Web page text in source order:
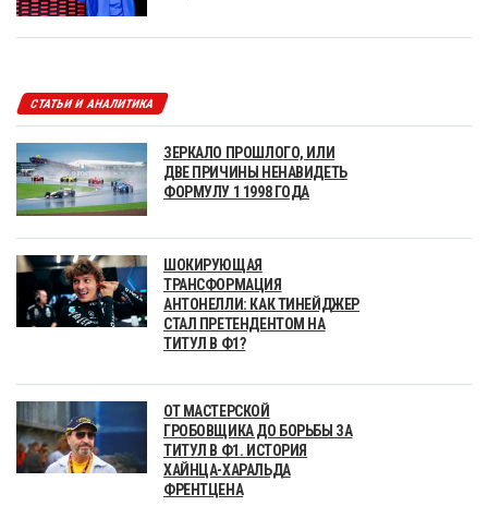
СТАТЬИ И АНАЛИТИКА
ЗЕРКАЛО ПРОШЛОГО, ИЛИ
ДВЕ ПРИЧИНЫ НЕНАВИДЕТЬ
ФОРМУЛУ 1 1998 ГОДА
ШОКИРУЮЩАЯ
ТРАНСФОРМАЦИЯ
АНТОНЕЛЛИ: КАК ТИНЕЙДЖЕР
СТАЛ ПРЕТЕНДЕНТОМ НА
ТИТУЛ В Ф1?
ОТ МАСТЕРСКОЙ
ГРОБОВЩИКА ДО БОРЬБЫ ЗА
ТИТУЛ В Ф1. ИСТОРИЯ
ХАЙНЦА-ХАРАЛЬДА
ФРЕНТЦЕНА